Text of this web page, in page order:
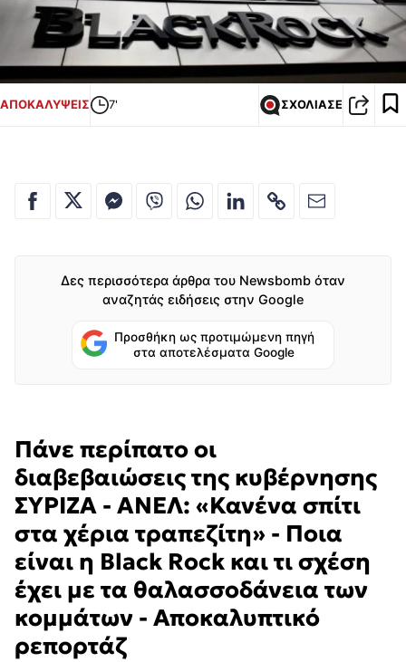
ΑΠΟΚΑΛΥΨΕΙΣ 7' ΣΧΟΛΙΑΣΕ
Δες περισσότερα άρθρα του Newsbomb όταν
αναζητάς ειδήσεις στην Google
Προσθήκη ως προτιμώμενη πηγή
στα αποτελέσματα Google
Πάνε περίπατο οι
διαβεβαιώσεις της κυβέρνησης
ΣΥΡΙΖΑ - ΑΝΕΛ: «Κανένα σπίτι
στα χέρια τραπεζίτη» - Ποια
είναι η Black Rock και τι σχέση
έχει με τα θαλασσοδάνεια των
κομμάτων - Αποκαλυπτικό
ρεπορτάζ